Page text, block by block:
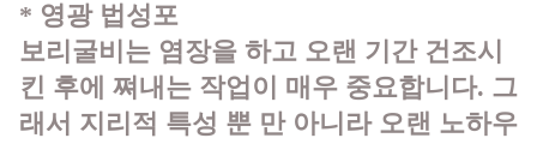
* 영광 법성포
보리굴비는 염장을 하고 오랜 기간 건조시
킨 후에 쪄내는 작업이 매우 중요합니다. 그
래서 지리적 특성 뿐 만 아니라 오랜 노하우